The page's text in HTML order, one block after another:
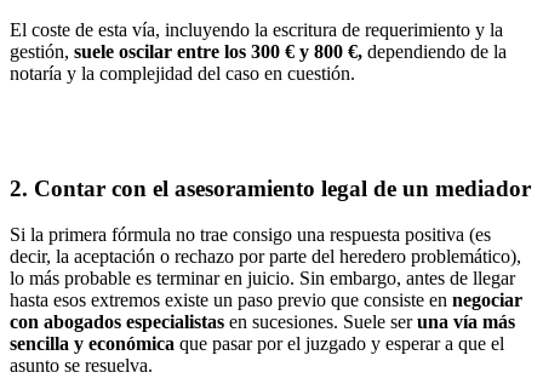
El coste de esta vía, incluyendo la escritura de requerimiento y la
gestión, suele oscilar entre los 300 € y 800 €, dependiendo de la
notaría y la complejidad del caso en cuestión.
2. Contar con el asesoramiento legal de un mediador
Si la primera fórmula no trae consigo una respuesta positiva (es
decir, la aceptación o rechazo por parte del heredero problemático),
lo más probable es terminar en juicio. Sin embargo, antes de llegar
hasta esos extremos existe un paso previo que consiste en negociar
con abogados especialistas en sucesiones. Suele seruna vía más
sencilla y económica que pasar por el juzgado y esperar a que el
asunto se resuelva.